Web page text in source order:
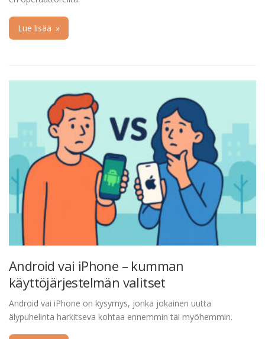
Lue lisää »
Android vai iPhone – kumman
käyttöjärjestelmän valitset
Android vai iPhone on kysymys, jonka jokainen uutta
älypuhelinta harkitseva kohtaa ennemmin tai myöhemmin.